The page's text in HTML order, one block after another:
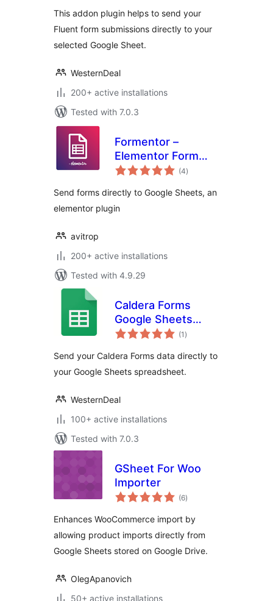
Fluent Form Entries
This addon plugin helps to send your
Fluent form submissions directly to your
selected Google Sheet.
WesternDeal
200+ active installations
Tested with 7.0.3
Formentor –
Elementor Form
Plus
(4total
ratings
)
Send forms directly to Google Sheets, an
elementor plugin
avitrop
200+ active installations
Tested with 4.9.29
Caldera Forms
Google Sheets
Connector
(1 total
ratings
)
Send your Caldera Forms data directly to
your Google Sheets spreadsheet.
WesternDeal
100+ active installations
Tested with 7.0.3
GSheet For Woo
Importer
(6total
ratings
)
Enhances WooCommerce import by
allowing product imports directly from
Google Sheets stored on Google Drive.
OlegApanovich
50+ active installations